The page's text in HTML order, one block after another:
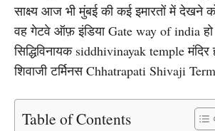
साक्ष्य आज भी मुंबई की कई इमारतों में देखने
वह गेटवे ऑफ़ इंडिया Gate way of india
सिद्धिविनायक siddhivinayak temple मंदिर
शिवाजी टर्मिनस Chhatrapati Shivaji
Table of Contents